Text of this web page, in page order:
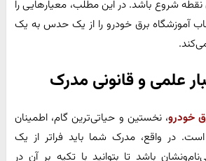
شروع باشد. در این مطلب، معیارهایی را
آموزشگاه برق خودرو را از یک حدس به یک
علمی و قانونی مدرک
خودرو، نخستین و حیاتی‌ترین گام، اطمینان
در واقع، مدرک شما باید فراتر از یک
باشد تا بتوانید با تکیه بر آن در